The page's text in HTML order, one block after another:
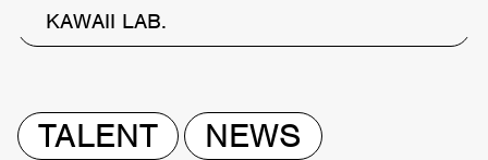
KAWAII LAB.
TALENT
NEWS